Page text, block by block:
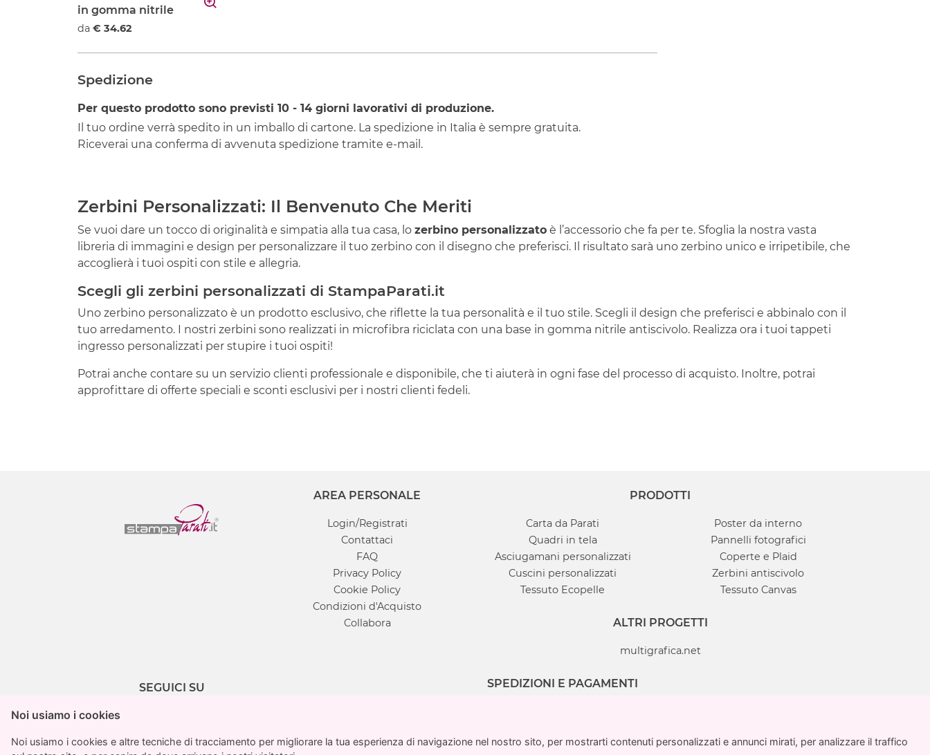
Noi usiamo i cookies
Noi usiamo i cookies e altre tecniche di tracciamento per migliorare la tua esperienza di navigazione nel nostro sito, per mostrarti contenuti personalizzati e annunci mirati, per analizzare il traffico
Noi usiamo i cookies
Noi usiamo i cookies e altre tecniche di tracciamento per migliorare la tua esperienza di navigazione nel nostro sito, per mostrarti contenuti personalizzati e annunci mirati, per analizzare il traffico
in gomma nitrile
da € 34.62
Spedizione
Per questo prodotto sono previsti 10 - 14 giorni lavorativi di produzione.
Il tuo ordine verrà spedito in un imballo di cartone. La spedizione in Italia è sempre gratuita.
Riceverai una conferma di avvenuta spedizione tramite e-mail.
Zerbini Personalizzati: Il Benvenuto Che Meriti
Se vuoi dare un tocco di originalità e simpatia alla tua casa, lo zerbino personalizzato è l’accessorio che fa per te. Sfoglia la nostra vasta
libreria di immagini e design per personalizzare il tuo zerbino con il disegno che preferisci. Il risultato sarà uno zerbino unico e irripetibile, che
accoglierà i tuoi ospiti con stile e allegria.
Scegli gli zerbini personalizzati di StampaParati.it
Uno zerbino personalizzato è un prodotto esclusivo, che riflette la tua personalità e il tuo stile. Scegli il design che preferisci e abbinalo con il
tuo arredamento. I nostri zerbini sono realizzati in microfibra riciclata con una base in gomma nitrile antiscivolo. Realizza ora i tuoi tappeti
ingresso personalizzati per stupire i tuoi ospiti!
Potrai anche contare su un servizio clienti professionale e disponibile, che ti aiuterà in ogni fase del processo di acquisto. Inoltre, potrai
approfittare di offerte speciali e sconti esclusivi per i nostri clienti fedeli.
SEGUICI SU
AREA PERSONALE
Login/Registrati
Contattaci
FAQ
Privacy Policy
Cookie Policy
Condizioni d'Acquisto
Collabora
PRODOTTI
Carta da Parati
Poster da interno
Quadri in tela
Pannelli fotografici
Asciugamani personalizzati
Coperte e Plaid
Cuscini personalizzati
Zerbini antiscivolo
Tessuto Ecopelle
Tessuto Canvas
ALTRI PROGETTI
multigrafica.net
SPEDIZIONI E PAGAMENTI